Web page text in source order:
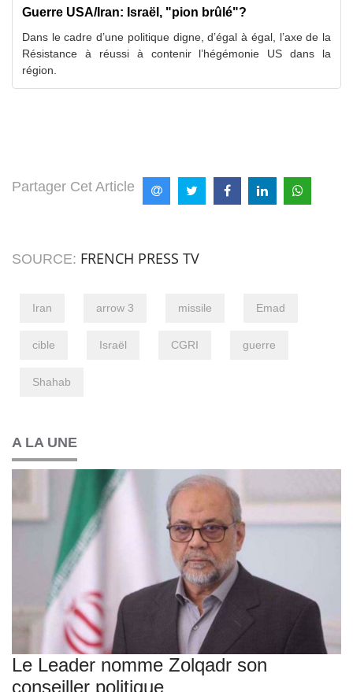
Guerre USA/Iran: Israël, "pion brûlé"?
Dans le cadre d’une politique digne, d’égal à égal, l’axe de la
Résistance à réussi à contenir l’hégémonie US dans la
région.
Partager Cet Article
SOURCE: FRENCH PRESS TV
Iran arrow 3 missile Emad
cible Israël CGRI guerre
Shahab
A LA UNE
Le Leader nomme Zolqadr son
conseiller politique